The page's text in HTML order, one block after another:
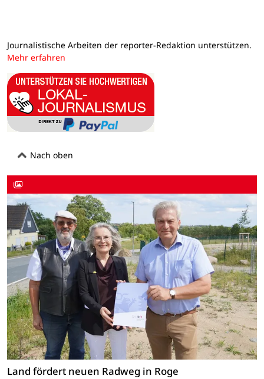
Journalistische Arbeiten der reporter-Redaktion unterstützen.
Mehr erfahren
Nach oben
Land fördert neuen Radweg in Roge